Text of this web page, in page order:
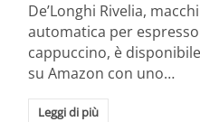
De’Longhi Rivelia,
automatica per
cappuccino, è
su Amazon con uno…
Leggi di più